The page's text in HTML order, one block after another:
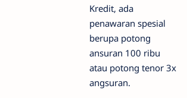
Kredit, ada
penawaran spesial
berupa potong
ansuran 100 ribu
atau potong tenor 3x
angsuran.